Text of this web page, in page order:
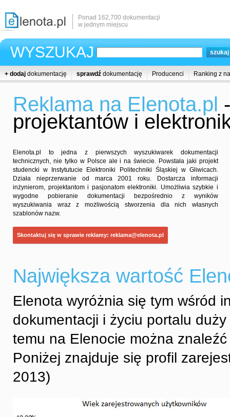
Ponad 162,700 dokumentacji
w jednym miejscu
WYSZUKAJ
+ dodaj dokumentację sprawdź dokumentację Producenci Ranking z
Reklama na Elenota.pl
projektantów i
Elenota.pl to jedna z pierwszych wyszukiwarek dokumentacji
technicznych, nie tylko w Polsce ale i na świecie. Powstała jaki projekt
studencki w Instytutucie Elektroniki Politechniki Śląskiej w Gliwicach.
Działa nieprzerwanie od marca 2001 roku. Dostarcza informacji
inżynierom, projektantom i pasjonatom elektroniki. Umożliwia szybkie i
wygodne pobieranie dokumentacji bezpośrednio z wyników
wyszukiwania wraz z możliwością stworzenia dla nich własnych
szablonów nazw.
Skontaktuj się w sprawie reklamy: reklama@elenota.pl
Największa wartość
Elenota wyróżnia się tym wśród
dokumentacji i życiu portalu
temu na Elenocie można
Poniżej znajduje się profil
2013)